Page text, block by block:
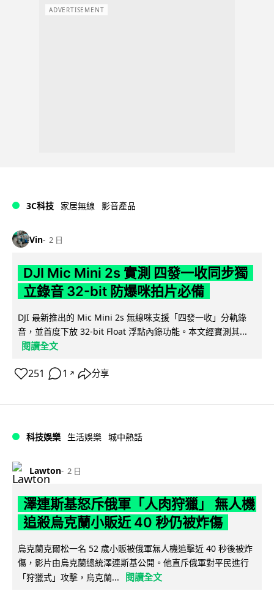
ADVERTISEMENT
3C科技 家居無線 影音產品
Vin 2 日
DJI Mic Mini 2s 實測 四發一收同步獨
立錄音 32-bit 防爆咪拍片必備
DJI 最新推出的 Mic Mini 2s 無線咪支援「四發一收」分軌錄
音，並首度下放 32-bit Float 浮點內錄功能。本文經實測其...
閱讀全文
251 1 ↗ 分享
科技娛樂 生活娛樂 城中熱話
Lawton 2 日
澤連斯基怒斥俄軍「人肉狩獵」 無人機
追殺烏克蘭小販近 40 秒仍被炸傷
烏克蘭克爾松一名 52 歲小販被俄軍無人機追擊近 40 秒後被炸
傷，影片由烏克蘭總統澤連斯基公開。他直斥俄軍對平民進行
「狩獵式」攻擊，烏克蘭...
閱讀全文